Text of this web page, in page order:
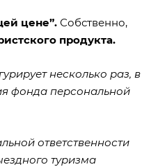
цене”. Собственно,
продукта.
несколько раз, в
фонда персональной
ответственности
туризма